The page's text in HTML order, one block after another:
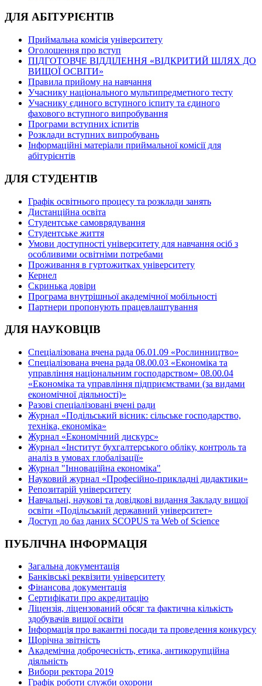
ДЛЯ АБІТУРІЄНТІВ
Приймальна комісія університету
Оголошення про вступ
ПІДГОТОВЧЕ ВІДДІЛЕННЯ «ВІДКРИТИЙ ШЛЯХ ДО
ВИЩОЇ ОСВІТИ»
Правила прийому на навчання
Учаснику національного мультипредметного тесту
Учаснику єдиного вступного іспиту та єдиного
фахового вступного випробування
Програми вступних іспитів
Розклади вступних випробувань
Інформаційні матеріали приймальної комісії для
абітурієнтів
ДЛЯ СТУДЕНТІВ
Графік освітнього процесу та розклади занять
Дистанційна освіта
Студентське самоврядування
Студентське життя
Умови доступності університету для навчання осіб з
особливими освітніми потребами
Проживання в гуртожитках університету
Кернел
Скринька довіри
Програма внутрішньої академічної мобільності
Партнери пропонують працевлаштування
ДЛЯ НАУКОВЦІВ
Спеціалізована вчена рада 06.01.09 «Рослинництво»
Спеціалізована вчена рада 08.00.03 «Економіка та
управління національним господарством» 08.00.04
«Економіка та управління підприємствами (за видами
економічної діяльності)»
Разові спеціалізовані вчені ради
Журнал «Подільський вісник: сільське господарство,
техніка, економіка»
Журнал «Економічний дискурс»
Журнал «Інститут бухгалтерського обліку, контроль та
аналіз в умовах глобалізації»
Журнал "Інноваційна економіка"
Науковий журнал «Професійно-прикладні дидактики»
Репозитарій університету
Навчальні, наукові та довідкові видання Закладу вищої
освіти «Подільський державний університет»
Доступ до баз даних SCOPUS та Web of Science
ПУБЛІЧНА ІНФОРМАЦІЯ
Загальна документація
Банківські реквізити університету
Фінансова документація
Сертифікати про акредитацію
Ліцензія, ліцензований обсяг та фактична кількість
здобувачів вищої освіти
Інформація про вакантні посади та проведення конкурсу
Щорічна звітність
Академічна доброчесність, етика, антикорупційна
діяльність
Вибори ректора 2019
Графік роботи служби охорони